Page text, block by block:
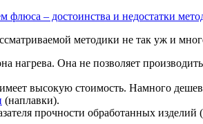
методики не так уж и
нагрева. Она не позволяет
высокую стоимость. Намного
(наплавки).
прочности обработанных